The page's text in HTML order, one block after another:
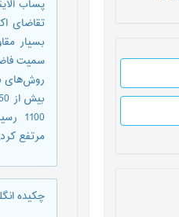
پساب
بسیار
سمیت
روش‌های
مرتفع
چکیده